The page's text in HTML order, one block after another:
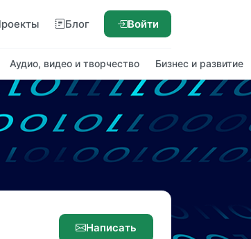
Блог Войти
Аудио, видео и творчество Бизнес и развитие
Написать